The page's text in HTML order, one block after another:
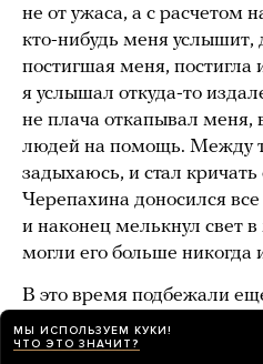
не от ужаса, а с расчетом
кто-нибудь меня услышит,
постигшая меня, постигла
я услышал откуда-то
не плача откапывал меня,
людей на помощь. Между
задыхаюсь, и стал
Черепахина доносился
и наконец мелькнул свет
могли его больше никогда
В это время подбежали
за руки, которые
меня из этого окопа,
МЫ ИСПОЛЬЗУЕМ КУКИ!
ЧТО ЭТО ЗНАЧИТ?